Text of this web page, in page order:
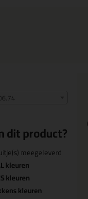
dit product?
meegeleverd
kleuren
kleuren
kleuren